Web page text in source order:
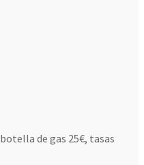
de gas 25€, tasas